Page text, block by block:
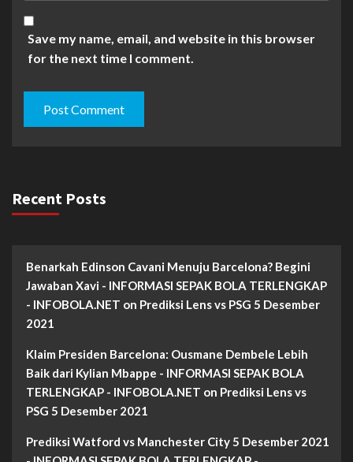
Save my name, email, and website in this browser
for the next time I comment.
Recent Posts
Benarkah Edinson Cavani Menuju Barcelona? Begini
Jawaban Xavi - INFORMASI SEPAK BOLA TERLENGKAP
- INFOBOLA.NET on Prediksi Lens vs PSG 5 Desember
2021
Klaim Presiden Barcelona: Ousmane Dembele Lebih
Baik dari Kylian Mbappe - INFORMASI SEPAK BOLA
TERLENGKAP - INFOBOLA.NET on Prediksi Lens vs
PSG 5 Desember 2021
Prediksi Watford vs Manchester City 5 Desember 2021